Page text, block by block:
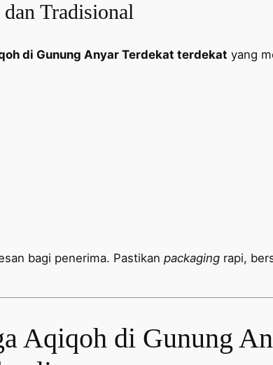
Tradisional
di Gunung Anyar Terdekat terdekat yang
bagi penerima. Pastikan packaging rapi,
Aqiqoh di Gunung